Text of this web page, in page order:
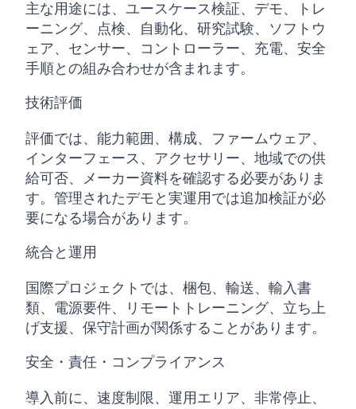
主な用途には、ユースケース検証、デモ、トレ
ーニング、点検、自動化、研究試験、ソフトウ
ェア、センサー、コントローラー、充電、安全
手順との組み合わせが含まれます。
技術評価
評価では、能力範囲、構成、ファームウェア、
インターフェース、アクセサリー、地域での供
給可否、メーカー資料を確認する必要がありま
す。管理されたデモと実運用では追加検証が必
要になる場合があります。
統合と運用
国際プロジェクトでは、梱包、輸送、輸入書
類、電源要件、リモートトレーニング、立ち上
げ支援、保守計画が関係することがあります。
安全・責任・コンプライアンス
導入前に、速度制限、運用エリア、非常停止、